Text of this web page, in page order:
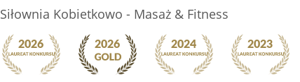
Siłownia Kobietkowo - Masaż & Fitness